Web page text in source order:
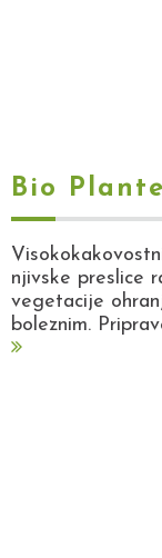
Bio
njivske preslice
vegetacije
boleznim.